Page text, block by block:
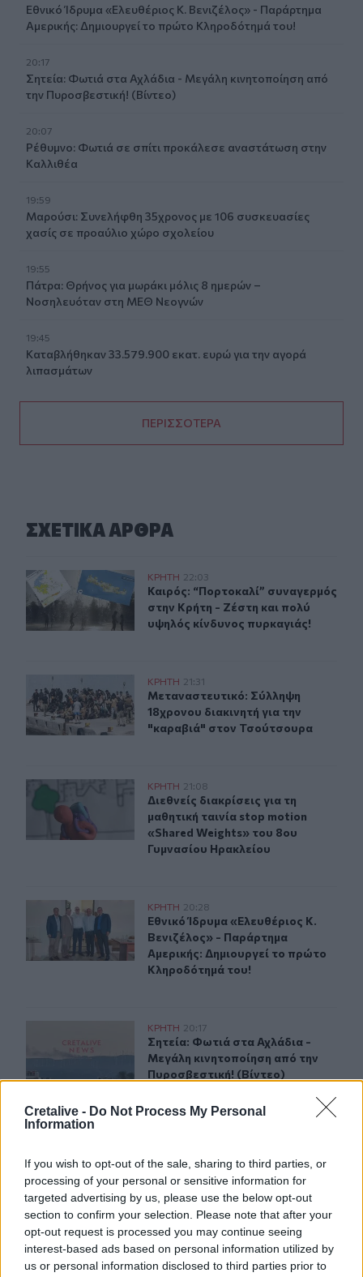
Cretalive - Do Not Process My Personal
Information
If you wish to opt-out of the sale, sharing to third parties, or
processing of your personal or sensitive information for
targeted advertising by us, please use the below opt-out
section to confirm your selection. Please note that after your
opt-out request is processed you may continue seeing
interest-based ads based on personal information utilized by
us or personal information disclosed to third parties prior to
Εθνικό Ίδρυμα «Ελευθέριος Κ. Βενιζέλος» - Παράρτημα
Αμερικής: Δημιουργεί το πρώτο Κληροδότημά του!
20:17
Σητεία: Φωτιά στα Αχλάδια - Μεγάλη κινητοποίηση από
την Πυροσβεστική! (Βίντεο)
20:07
Ρέθυμνο: Φωτιά σε σπίτι προκάλεσε αναστάτωση στην
Καλλιθέα
19:59
Μαρούσι: Συνελήφθη 35χρονος με 106 συσκευασίες
χασίς σε προαύλιο χώρο σχολείου
19:55
Πάτρα: Θρήνος για μωράκι μόλις 8 ημερών –
Νοσηλευόταν στη ΜΕΘ Νεογνών
19:45
Καταβλήθηκαν 33.579.900 εκατ. ευρώ για την αγορά
λιπασμάτων
ΠΕΡΙΣΣΟΤΕΡΑ
ΣΧΕΤΙΚA AΡΘΡΑ
Καιρός: “Πορτοκαλί” συναγερμός στην Κρήτη - Ζέστη
ΚΡΗΤΗ 22:03
Καιρός: “Πορτοκαλί” συναγερμός
Καιρός: “Πορτοκαλί” συναγερμός
στην Κρήτη - Ζέστη και πολύ
υψηλός κίνδυνος πυρκαγιάς!
Μεταναστευτικό: Σύλληψη 18χρονου διακινητή για
ΚΡΗΤΗ 21:31
Μεταναστευτικό: Σύλληψη
Μεταναστευτικό: Σύλληψη
18χρονου διακινητή για την
"καραβιά" στον Τσούτσουρα
Διεθνείς διακρίσεις για τη μαθητική ταινία stop
ΚΡΗΤΗ 21:08
Διεθνείς διακρίσεις για τη
Διεθνείς διακρίσεις για τη
μαθητική ταινία stop motion
«Shared Weights» του 8ου
Γυμνασίου Ηρακλείου
Εθνικό Ίδρυμα «Ελευθέριος Κ. Βενιζέλος» -
ΚΡΗΤΗ 20:28
Εθνικό Ίδρυμα «Ελευθέριος Κ.
Εθνικό Ίδρυμα «Ελευθέριος Κ.
Βενιζέλος» - Παράρτημα
Αμερικής: Δημιουργεί το πρώτο
Κληροδότημά του!
Σητεία: Φωτιά στα Αχλάδια - Μεγάλη κινητοποίηση
ΚΡΗΤΗ 20:17
Σητεία: Φωτιά στα Αχλάδια -
Σητεία: Φωτιά στα Αχλάδια -
Μεγάλη κινητοποίηση από την
Πυροσβεστική! (Βίντεο)
προκάλεσε αναστάτωση στην
Καλλιθέα